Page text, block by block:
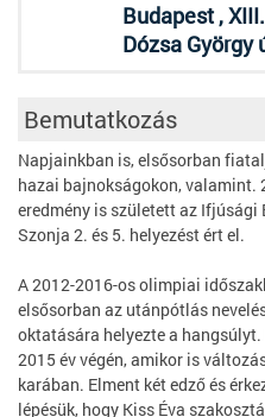
Budapest ,
Dózsa György
Bemutatkozás
Napjainkban is, elsősorban
hazai bajnokságokon, valamint.
eredmény is született az Ifjúsági
Szonja 2. és 5. helyezést ért el.
A 2012-2016-os olimpiai
elsősorban az utánpótlás
oktatására helyezte a
2015 év végén, amikor is
karában. Elment két edző és
lépésük, hogy Kiss Éva